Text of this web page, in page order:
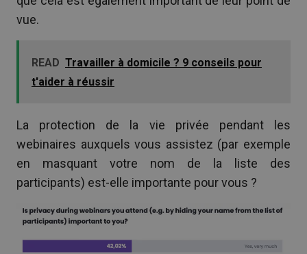
vue.
READ Travailler à domicile ? 9 conseils pour
t'aider à réussir
La protection de la vie privée pendant les
webinaires auxquels vous assistez (par exemple
en masquant votre nom de la liste des
participants) est-elle importante pour vous ?